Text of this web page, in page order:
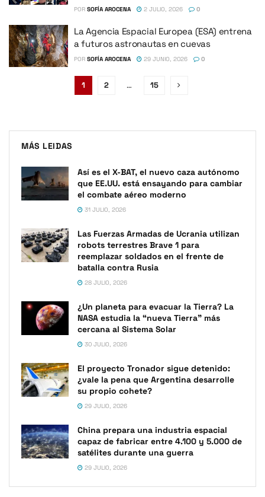
POR SOFÍA AROCENA 2 JULIO, 2026 0
La Agencia Espacial Europea (ESA) entrena
a futuros astronautas en cuevas
POR SOFÍA AROCENA 29 JUNIO, 2026 0
1 2 … 15
MÁS LEIDAS
Así es el X-BAT, el nuevo caza autónomo
que EE.UU. está ensayando para cambiar
el combate aéreo moderno
31 JULIO, 2026
Las Fuerzas Armadas de Ucrania utilizan
robots terrestres Brave 1 para
reemplazar soldados en el frente de
batalla contra Rusia
28 JULIO, 2026
¿Un planeta para evacuar la Tierra? La
NASA estudia la “nueva Tierra” más
cercana al Sistema Solar
30 JULIO, 2026
El proyecto Tronador sigue detenido:
¿vale la pena que Argentina desarrolle
su propio cohete?
29 JULIO, 2026
China prepara una industria espacial
capaz de fabricar entre 4.100 y 5.000 de
satélites durante una guerra
29 JULIO, 2026